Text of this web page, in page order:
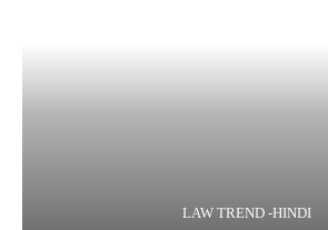
LAW TREND -HINDI